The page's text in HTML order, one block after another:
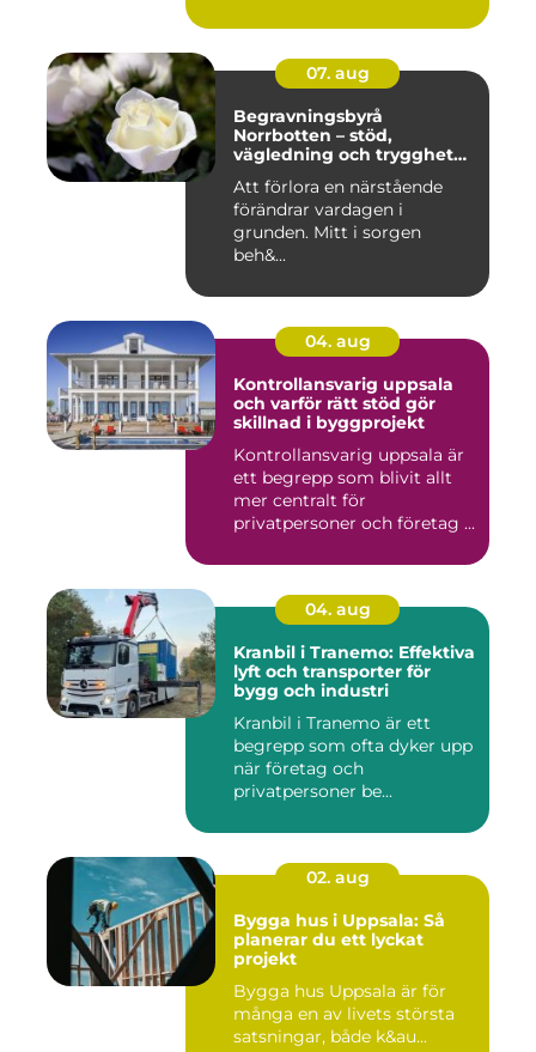
07. aug
Begravningsbyrå
Norrbotten – stöd,
vägledning och trygghet
Att förlora en närstående
förändrar vardagen i
grunden. Mitt i sorgen
beh&...
04. aug
Kontrollansvarig uppsala
och varför rätt stöd gör
skillnad i byggprojekt
Kontrollansvarig uppsala är
ett begrepp som blivit allt
mer centralt för
privatpersoner och företag ...
04. aug
Kranbil i Tranemo: Effektiva
lyft och transporter för
bygg och industri
Kranbil i Tranemo är ett
begrepp som ofta dyker upp
när företag och
privatpersoner be...
02. aug
Bygga hus i Uppsala: Så
planerar du ett lyckat
projekt
Bygga hus Uppsala är för
många en av livets största
satsningar, både k&au...